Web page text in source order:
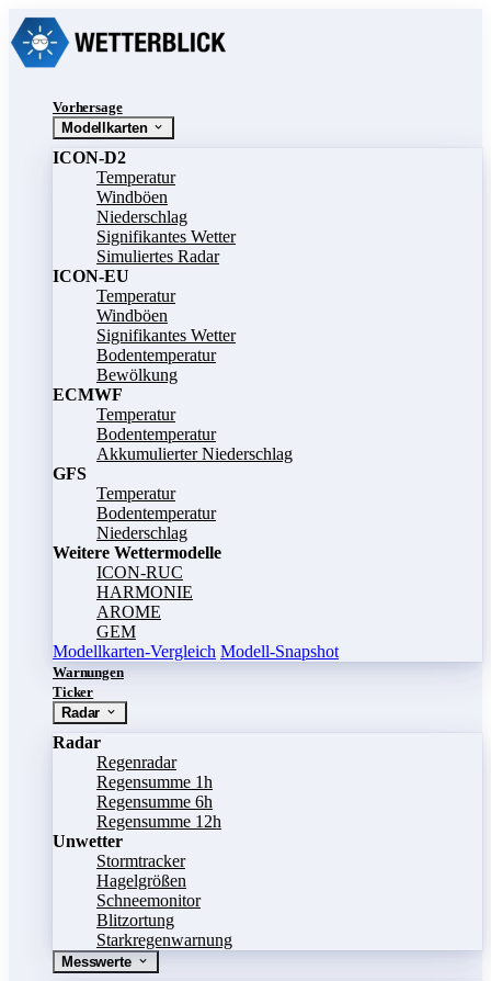
Vorhersage
Modellkarten
ICON-D2
Temperatur
Windböen
Niederschlag
Signifikantes Wetter
Simuliertes Radar
ICON-EU
Temperatur
Windböen
Signifikantes Wetter
Bodentemperatur
Bewölkung
ECMWF
Temperatur
Bodentemperatur
Akkumulierter Niederschlag
GFS
Temperatur
Bodentemperatur
Niederschlag
Weitere Wettermodelle
ICON-RUC
HARMONIE
AROME
GEM
Modellkarten-Vergleich Modell-Snapshot
Warnungen
Ticker
Radar
Radar
Regenradar
Regensumme 1h
Regensumme 6h
Regensumme 12h
Unwetter
Stormtracker
Hagelgrößen
Schneemonitor
Blitzortung
Starkregenwarnung
Messwerte